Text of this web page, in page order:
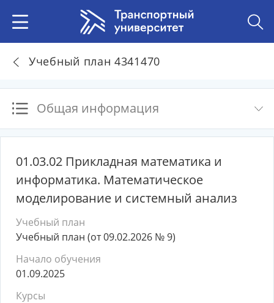
Учебный план 4341470
Общая информация
01.03.02 Прикладная математика и
информатика. Математическое
моделирование и системный анализ
Учебный план
Учебный план (от 09.02.2026 № 9)
Начало обучения
01.09.2025
Курсы